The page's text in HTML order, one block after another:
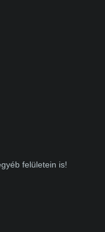
felületein is!